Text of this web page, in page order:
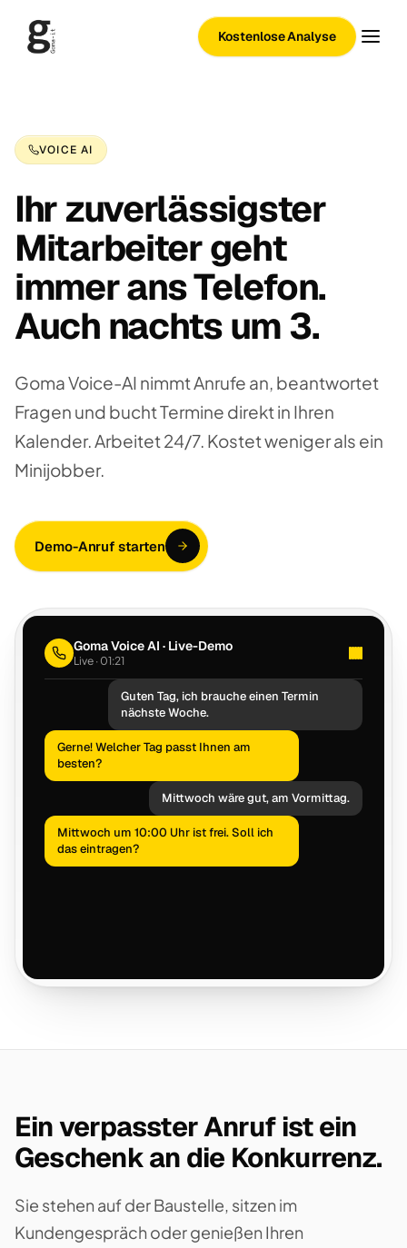
Kostenlose Analyse
VOICE AI
Ihr zuverlässigster
Mitarbeiter geht
immer ans Telefon.
Auch nachts um 3.
Goma Voice-AI nimmt Anrufe an, beantwortet
Fragen und bucht Termine direkt in Ihren
Kalender. Arbeitet 24/7. Kostet weniger als ein
Minijobber.
Demo-Anruf starten
Goma Voice AI · Live-Demo
Live · 02:28
Guten Tag, ich brauche einen Termin
nächste Woche.
Gerne! Welcher Tag passt Ihnen am
besten?
Mittwoch wäre gut, am Vormittag.
Mittwoch um 10:00 Uhr ist frei. Soll ich
das eintragen?
Ein verpasster Anruf ist ein
Geschenk an die Konkurrenz.
Sie stehen auf der Baustelle, sitzen im
Kundengespräch oder genießen Ihren